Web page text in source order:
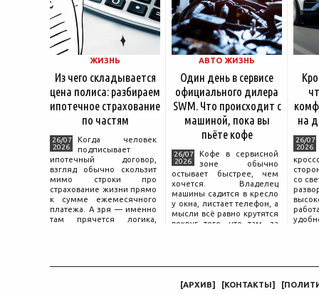
ЖИЗНЬ
Из чего складывается
цена полиса: разбираем
ипотечное страхование
по частям
26/07
2026
Когда человек
подписывает
ипотечный договор,
взгляд обычно скользит
мимо строки про
страхование жизни прямо
к сумме ежемесячного
платежа. А зря — именно
там прячется логика,
АВТО ЖИЗНЬ
Один день в сервисе
официального дилера
SWM. Что происходит с
машиной, пока вы
пьёте кофе
26/07
2026
Кофе в сервисной
зоне обычно
остывает быстрее, чем
хочется. Владелец
машины садится в кресло
у окна, листает телефон, а
мысли всё равно крутятся
вокруг того, что там, за
на
26/07
2026
со
[АРХИВ] [КОНТАКТЫ] [